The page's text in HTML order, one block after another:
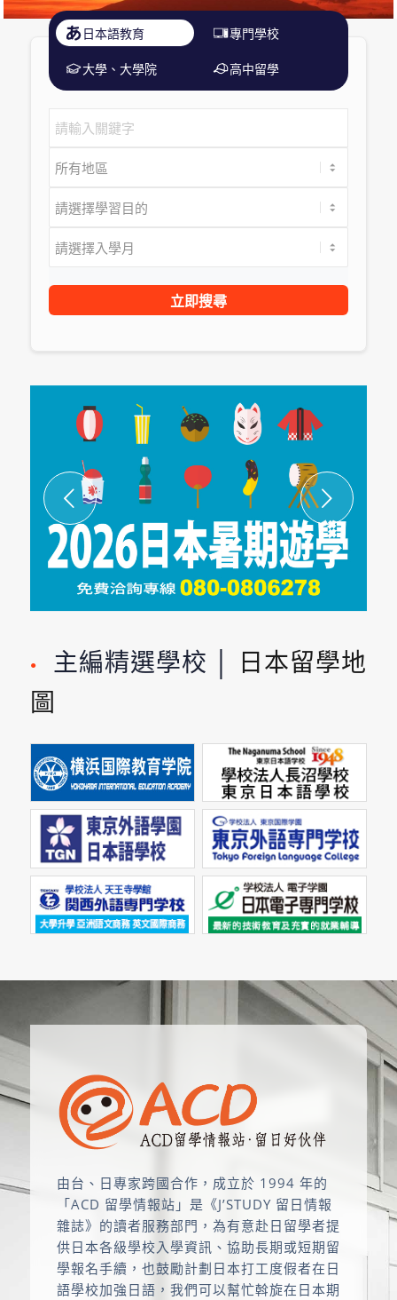
日本語教育 專門學校
大學、大學院 高中留學
立即搜尋
下一頁
● 主編精選學校 │
日本留學地
圖
由台、日專家跨國合作，成立於 1994 年的
「ACD 留學情報站」是《J’STUDY 留日情報
雜誌》的讀者服務部門，為有意赴日留學者提
供日本各級學校入學資訊、協助長期或短期留
學報名手續，也鼓勵計劃日本打工度假者在日
語學校加強日語，我們可以幫忙斡旋在日本期